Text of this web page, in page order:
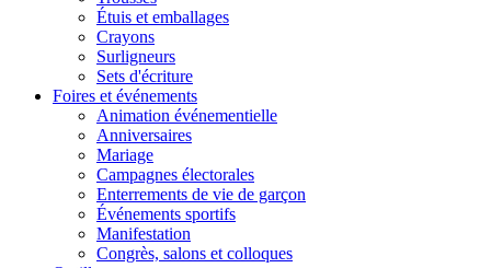
Étuis et emballages
Crayons
Surligneurs
Sets d'écriture
Foires et événements
Animation événementielle
Anniversaires
Mariage
Campagnes électorales
Enterrements de vie de garçon
Événements sportifs
Manifestation
Congrès, salons et colloques